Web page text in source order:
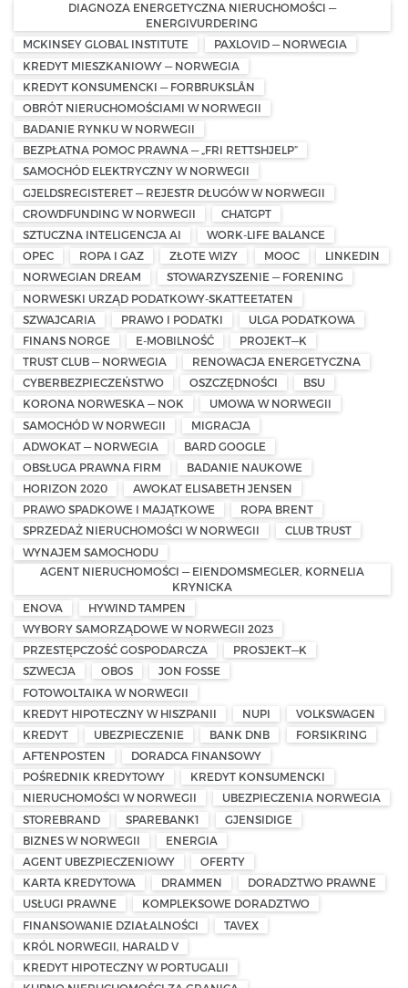
DIAGNOZA ENERGETYCZNA NIERUCHOMOŚCI —
ENERGIVURDERING
MCKINSEY GLOBAL INSTITUTE
PAXLOVID — NORWEGIA
KREDYT MIESZKANIOWY — NORWEGIA
KREDYT KONSUMENCKI — FORBRUKSLÅN
OBRÓT NIERUCHOMOŚCIAMI W NORWEGII
BADANIE RYNKU W NORWEGII
BEZPŁATNA POMOC PRAWNA — „FRI RETTSHJELP”
SAMOCHÓD ELEKTRYCZNY W NORWEGII
GJELDSREGISTERET — REJESTR DŁUGÓW W NORWEGII
CROWDFUNDING W NORWEGII
CHATGPT
SZTUCZNA INTELIGENCJA AI
WORK-LIFE BALANCE
OPEC
ROPA I GAZ ZŁOTE WIZY MOOC
LINKEDIN
NORWEGIAN DREAM
STOWARZYSZENIE — FORENING
NORWESKI URZĄD PODATKOWY-SKATTEETATEN
SZWAJCARIA
PRAWO I PODATKI
ULGA PODATKOWA
FINANS NORGE
E-MOBILNOŚĆ
PROJEKT—K
TRUST CLUB — NORWEGIA
RENOWACJA ENERGETYCZNA
CYBERBEZPIECZEŃSTWO
OSZCZĘDNOŚCI
BSU
KORONA NORWESKA — NOK
UMOWA W NORWEGII
SAMOCHÓD W NORWEGII
MIGRACJA
ADWOKAT — NORWEGIA
BARD GOOGLE
OBSŁUGA PRAWNA FIRM
BADANIE NAUKOWE
HORIZON 2020
AWOKAT ELISABETH JENSEN
PRAWO SPADKOWE I MAJĄTKOWE
ROPA BRENT
SPRZEDAŻ NIERUCHOMOŚCI W NORWEGII
CLUB TRUST
WYNAJEM SAMOCHODU
AGENT NIERUCHOMOŚCI — EIENDOMSMEGLER, KORNELIA
KRYNICKA
ENOVA
HYWIND TAMPEN
WYBORY SAMORZĄDOWE W NORWEGII 2023
PRZESTĘPCZOŚĆ GOSPODARCZA
PROSJEKT—K
SZWECJA
OBOS
JON FOSSE
FOTOWOLTAIKA W NORWEGII
KREDYT HIPOTECZNY W HISZPANII
NUPI
VOLKSWAGEN
KREDYT
UBEZPIECZENIE BANK DNB
FORSIKRING
AFTENPOSTEN
DORADCA FINANSOWY
POŚREDNIK KREDYTOWY
KREDYT KONSUMENCKI
NIERUCHOMOŚCI W NORWEGII
UBEZPIECZENIA NORWEGIA
STOREBRAND
SPAREBANK1
GJENSIDIGE
BIZNES W NORWEGII
ENERGIA
AGENT UBEZPIECZENIOWY
OFERTY
KARTA KREDYTOWA
DRAMMEN
DORADZTWO PRAWNE
USŁUGI PRAWNE
KOMPLEKSOWE DORADZTWO
FINANSOWANIE DZIAŁALNOŚCI
TAVEX
KRÓL NORWEGII, HARALD V
KREDYT HIPOTECZNY W PORTUGALII